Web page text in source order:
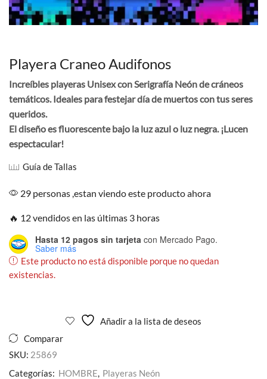
Playera Craneo Audifonos
Increíbles playeras Unisex con Serigrafía Neón de cráneos
temáticos. Ideales para festejar día de muertos con tus seres
queridos.
El diseño es fluorescente bajo la luz azul o luz negra. ¡Lucen
espectacular!
Guía de Tallas
29 personas ,estan viendo este producto ahora
🔥 12 vendidos en las últimas 3 horas
Hasta 12 pagos sin tarjeta con Mercado Pago.
Saber más
Este producto no está disponible porque no quedan
existencias.
Añadir a la lista de deseos
Comparar
SKU: 25869
Categorías: HOMBRE, Playeras Neón